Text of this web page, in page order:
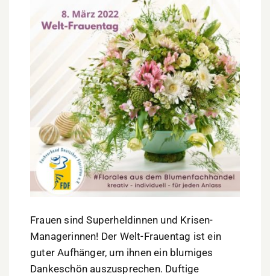
Frauen sind Superheldinnen und Krisen-
Managerinnen! Der Welt-Frauentag ist ein
guter Aufhänger, um ihnen ein blumiges
Dankeschön auszusprechen. Duftige